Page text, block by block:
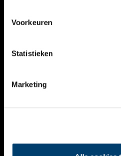
Voorkeuren
Statistieken
Marketing
KALENDER
THEMA’S
VIDEO’S
CONTACT